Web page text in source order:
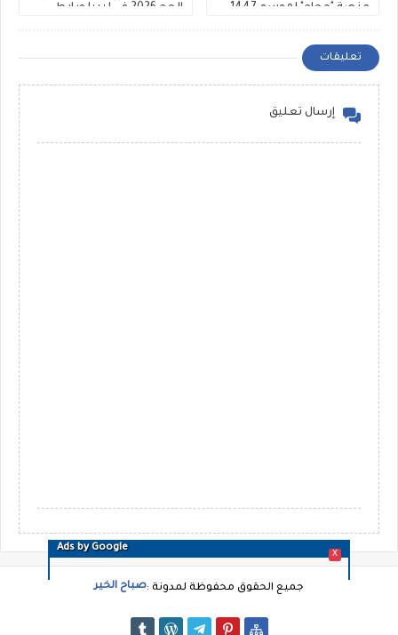
Ads by Google
X
الحج 2026 في ليبيا ورابط
تعليقات
إرسال تعليق
جميع الحقوق محفوظة لمدونة :صباح الخير